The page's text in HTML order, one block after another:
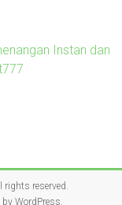
Instan dan
rights reserved.
by WordPress